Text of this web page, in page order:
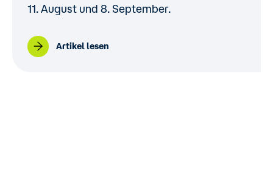
11. August und 8. September.
Artikel lesen